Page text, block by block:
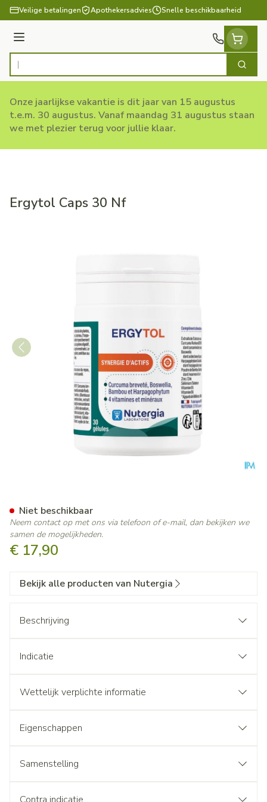
Ga naar de inhoud
Veilige betalingen Apothekersadvies Snelle beschikbaarheid
Menu
Product, merk, categorie... Zoek
Onze jaarlijkse vakantie is dit jaar van 15 augustus
t.e.m. 30 augustus. Vanaf maandag 31 augustus staan
we met plezier terug voor jullie klaar.
Ergytol Caps 30 Nf
€ 17,90
Niet beschikbaar
Neem contact op met ons via telefoon of e-mail, dan bekijken we
samen de mogelijkheden.
Bekijk alle producten van Nutergia
Beschrijving
Indicatie
Wettelijk verplichte informatie
Eigenschappen
Samenstelling